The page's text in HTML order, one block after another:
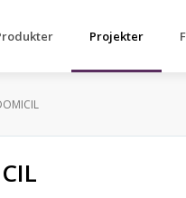
Projekter